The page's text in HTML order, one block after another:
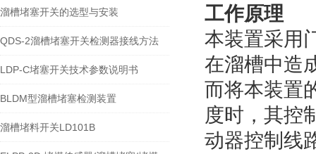
溜槽堵塞开关的选型与安装
QDS-2溜槽堵塞开关检测器接线方法
LDP-C堵塞开关技术参数说明书
BLDM型溜槽堵塞检测装置
溜槽堵料开关LD101B
工作原理
本装置采用
在溜槽中造
而将本装置
度时，其控
动器控制线